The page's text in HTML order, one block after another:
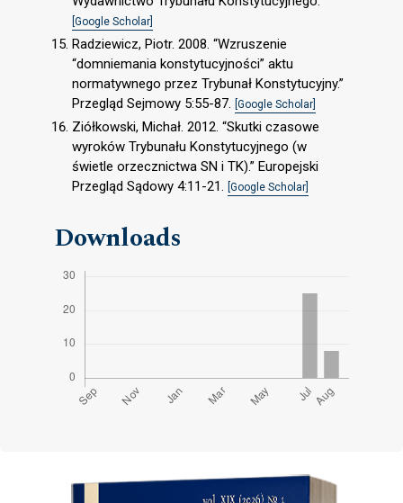
[Google Scholar]
Radziewicz, Piotr. 2008. “Wzruszenie
“domniemania konstytucyjności” aktu
normatywnego przez Trybunał Konstytucyjny.”
Przegląd Sejmowy 5:55-87. [Google Scholar]
Ziółkowski, Michał. 2012. “Skutki czasowe
wyroków Trybunału Konstytucyjnego (w
świetle orzecznictwa SN i TK).” Europejski
Przegląd Sądowy 4:11-21. [Google Scholar]
Downloads